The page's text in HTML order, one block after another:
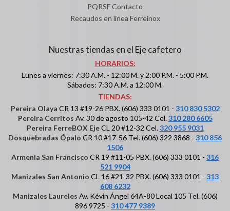
PQRSF Contacto
Recaudos en línea Ferreinox
Nuestras tiendas en el Eje cafetero
HORARIOS:
Lunes a viernes: 7:30 A.M. - 12:00 M. y 2:00 P.M. - 5:00 P.M.
Sábados: 7:30 A.M. a 12:00 M.
TIENDAS:
Pereira Olaya CR 13 #19-26 PBX. (606) 333 0101 - 310 830 5302
Pereira Cerritos Av. 30 de agosto 105-42 Cel.310 280 6605
Pereira FerreBOX EjeCL 20 #12-32 Cel.320 955 9031
Dosquebradas Ópalo CR 10 #17-56 Tel. (606) 322 3868 - 310 856
1506
Armenia San Francisco CR 19 #11-05 PBX. (606) 333 0101 - 316
521 9904
Manizales San Antonio CL 16 #21-32 PBX. (606) 333 0101 - 313
608 6232
Manizales Laureles Av. Kévin Ángel 64A-80 Local 105 Tel. (606)
896 9725 - 310 477 9389